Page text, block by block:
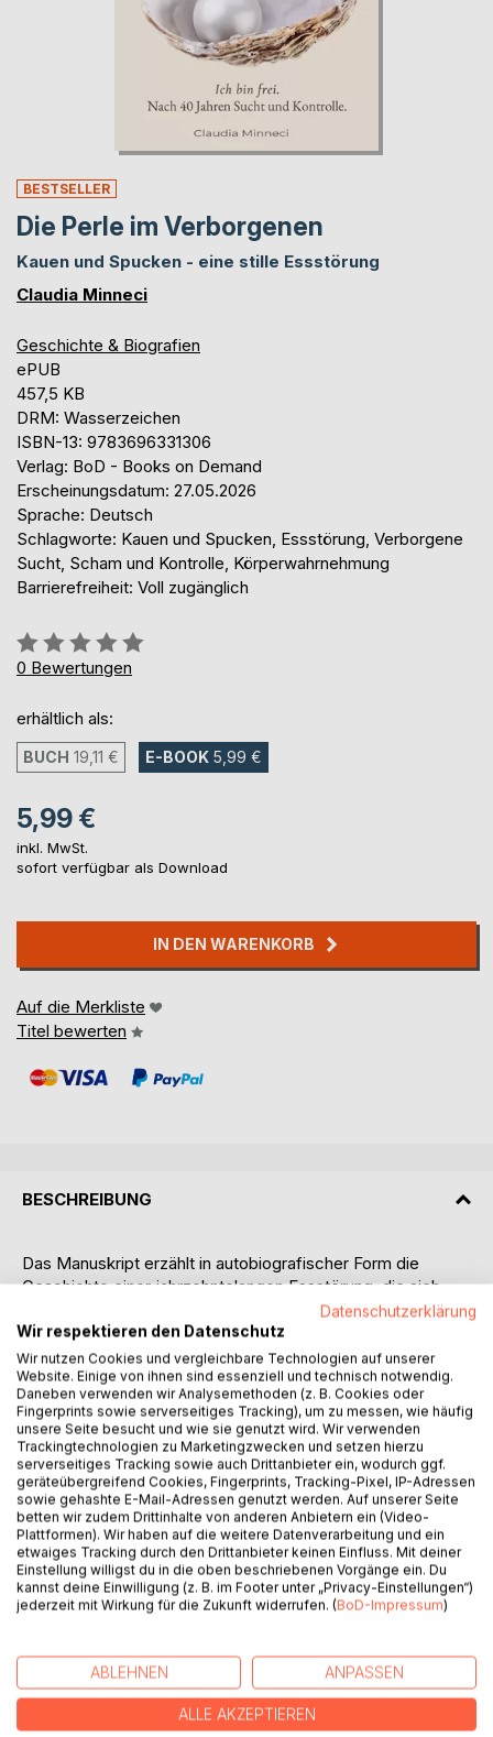
BESTSELLER
Die Perle im Verborgenen
Kauen und Spucken - eine stille Essstörung
Claudia Minneci
Geschichte & Biografien
ePUB
457,5 KB
DRM: Wasserzeichen
ISBN-13: 9783696331306
Verlag: BoD - Books on Demand
Erscheinungsdatum: 27.05.2026
Sprache: Deutsch
Schlagworte: Kauen und Spucken, Essstörung, Verborgene
Sucht, Scham und Kontrolle, Körperwahrnehmung
Barrierefreiheit: Voll zugänglich
Bewertung::
0%
0 Bewertungen
erhältlich als:
BUCH 19,11 € E-BOOK 5,99 €
5,99 €
inkl. MwSt.
sofort verfügbar als Download
IN DEN WARENKORB
Auf die Merkliste
Titel bewerten
BESCHREIBUNG
Das Manuskript erzählt in autobiografischer Form die
Geschichte einer jahrzehntelangen Essstörung, die sich
von einer Magersucht im Jugendalter zu einem kaum
sichtbaren, aber tiefgreifend zerstörerischen Muster aus
Kauen und Spucken entwickelte. Ausgangspunkt ist ein
früher Moment der Selbstentfremdung, ein innerer Satz
(Du bist zu dick), der Kontrolle, Scham und
Perfektionismus in Gang setzt. Was als vermeintliche
Disziplin beginnt, wird zu einem komplexen System aus
Verzicht, Heimlichkeit und Selbstbestrafung.
Über viele Jahre gelingt es der Autorin, nach außen hin ein
funktionierendes, erfolgreiches Leben als Ehefrau und
Mutter zu führen. Innerlich jedoch bestimmen Zwang,
ritualisierte Esshandlungen und permanente Selbstkontrolle
ihren Alltag. Besonders eindrücklich schildert sie die
weniger dem Körper als vielmehr der Regulation von Angst,
Überforderung und dem Gefühl des Nicht-Genügens dient.
Die Krankheit bleibt lange unsichtbar, auch für das
unmittelbare Umfeld.
Datenschutzerklärung
Wir respektieren den Datenschutz
Wir nutzen Cookies und vergleichbare Technologien auf unserer
Website. Einige von ihnen sind essenziell und technisch notwendig.
Daneben verwenden wir Analysemethoden (z. B. Cookies oder
Fingerprints sowie serverseitiges Tracking), um zu messen, wie häufig
unsere Seite besucht und wie sie genutzt wird. Wir verwenden
Trackingtechnologien zu Marketingzwecken und setzen hierzu
serverseitiges Tracking sowie auch Drittanbieter ein, wodurch ggf.
geräteübergreifend Cookies, Fingerprints, Tracking-Pixel, IP-Adressen
sowie gehashte E-Mail-Adressen genutzt werden. Auf unserer Seite
betten wir zudem Drittinhalte von anderen Anbietern ein (Video-
Plattformen). Wir haben auf die weitere Datenverarbeitung und ein
etwaiges Tracking durch den Drittanbieter keinen Einfluss. Mit deiner
Einstellung willigst du in die oben beschriebenen Vorgänge ein. Du
kannst deine Einwilligung (z. B. im Footer unter „Privacy-Einstellungen“)
jederzeit mit Wirkung für die Zukunft widerrufen. (BoD-Impressum)
ABLEHNEN ANPASSEN
ALLE AKZEPTIEREN